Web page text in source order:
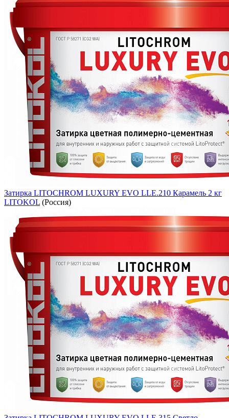
Затирка LITOCHROM LUXURY EVO LLE.210 Карамель 2 кг
LITOKOL (Россия)